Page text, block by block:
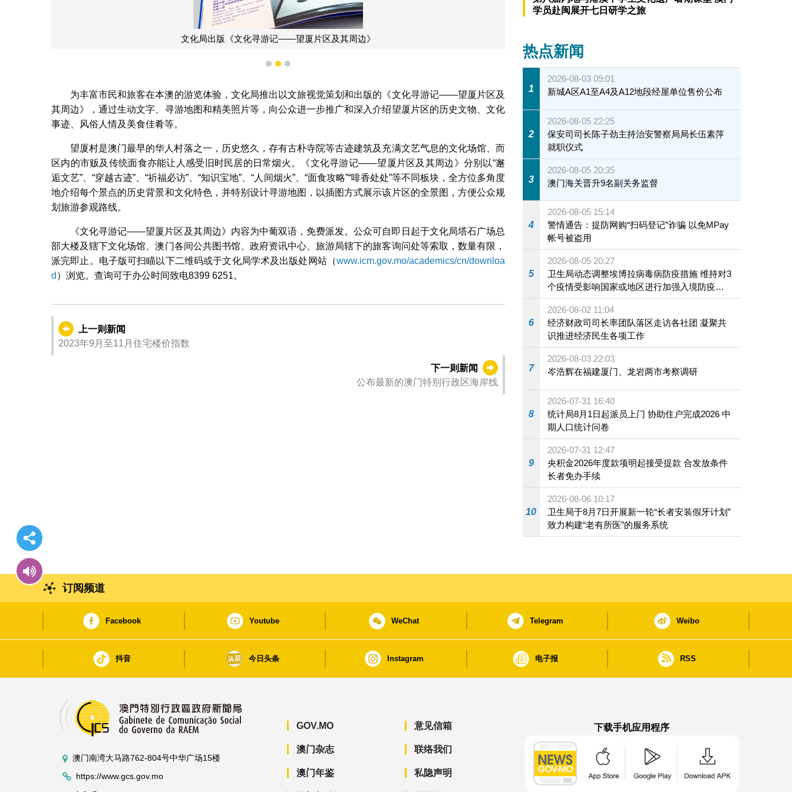
文化局出版《文化寻游记——望厦片区及其周边》
1 2 3
为丰富市民和旅客在本澳的游览体验，文化局推出以文旅视觉策划和出版的《文化寻游记——望厦片区及
其周边》，通过生动文字、寻游地图和精美照片等，向公众进一步推广和深入介绍望厦片区的历史文物、文化
事迹、风俗人情及美食佳肴等。
望厦村是澳门最早的华人村落之一，历史悠久，存有古朴寺院等古迹建筑及充满文艺气息的文化场馆、而
区内的市贩及传统面食亦能让人感受旧时民居的日常烟火。《文化寻游记——望厦片区及其周边》分别以“邂
逅文艺”、“穿越古迹”、“祈福必访”、“知识宝地”、“人间烟火”、“面食攻略”“啡香处处”等不同板块，全方位多角度
地介绍每个景点的历史背景和文化特色，并特别设计寻游地图，以插图方式展示该片区的全景图，方便公众规
划旅游参观路线。
《文化寻游记——望厦片区及其周边》内容为中葡双语，免费派发。公众可自即日起于文化局塔石广场总
部大楼及辖下文化场馆、澳门各间公共图书馆、政府资讯中心、旅游局辖下的旅客询问处等索取，数量有限，
派完即止。电子版可扫瞄以下二维码或于文化局学术及出版处网站（www.icm.gov.mo/academics/cn/downloa
d ）浏览。查询可于办公时间致电8399 6251。
上一则新闻
2023年9月至11月住宅楼价指数
下一则新闻
公布最新的澳门特别行政区海岸线
学员赴闽展开七日研学之旅
热点新闻
1
2026-08-03 09:01
新城A区A1至A4及A12地段经屋单位售价公布
2
2026-08-05 22:25
保安司司长陈子劲主持治安警察局局长伍素萍
就职仪式
3
2026-08-05 20:35
澳门海关晋升9名副关务监督
4
2026-08-05 15:14
警情通告：提防网购“扫码登记”诈骗 以免MPay
帐号被盗用
5
2026-08-05 20:27
卫生局动态调整埃博拉病毒病防疫措施 维持对3
个疫情受影响国家或地区进行加强入境防疫措
施
6
2026-08-02 11:04
经济财政司司长率团队落区走访各社团 凝聚共
识推进经济民生各项工作
7
2026-08-03 22:03
岑浩辉在福建厦门、龙岩两市考察调研
8
2026-07-31 16:40
统计局8月1日起派员上门 协助住户完成2026 中
期人口统计问卷
9
2026-07-31 12:47
央积金2026年度款项明起接受提款 合发放条件
长者免办手续
10
2026-08-06 10:17
卫生局于8月7日开展新一轮“长者安装假牙计划”
致力构建“老有所医”的服务系统
订阅频道
Facebook Youtube WeChat Telegram Weibo
抖音 今日头条 Instagram 电子报 RSS
澳门南湾大马路762-804号中华广场15楼
https://www.gcs.gov.mo
GOV.MO
澳门杂志
澳门年鉴
意见信箱
联络我们
私隐声明
下载手机应用程序